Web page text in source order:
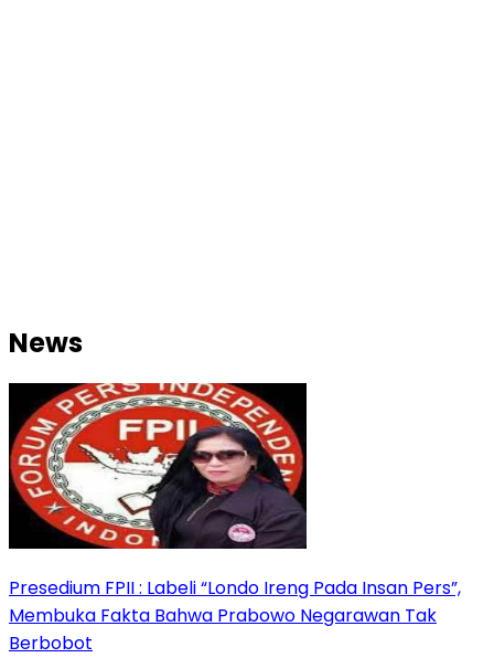
News
Presedium FPII : Labeli “Londo Ireng Pada Insan Pers”,
Membuka Fakta Bahwa Prabowo Negarawan Tak
Berbobot